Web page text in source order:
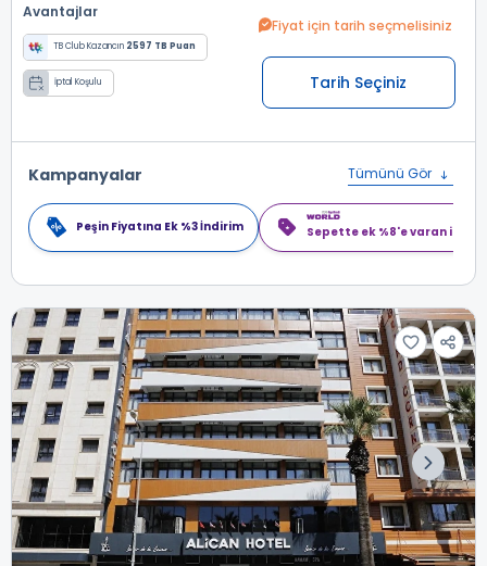
Avantajlar
TB Club Kazancın 2597 TB Puan
İptal Koşulu
Fiyat için tarih seçmelisiniz
Tarih Seçiniz
Kampanyalar Tümünü Gör
Peşin Fiyatına Ek %3 İndirim Sepette ek %8'e varan